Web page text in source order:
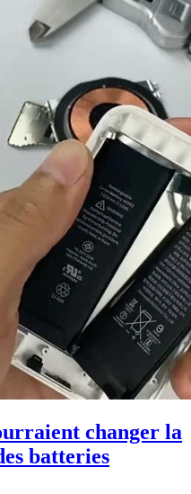
changer la
batteries